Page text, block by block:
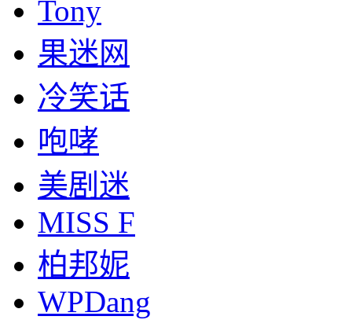
Tony
果迷网
冷笑话
咆哮
美剧迷
MISS F
柏邦妮
WPDang